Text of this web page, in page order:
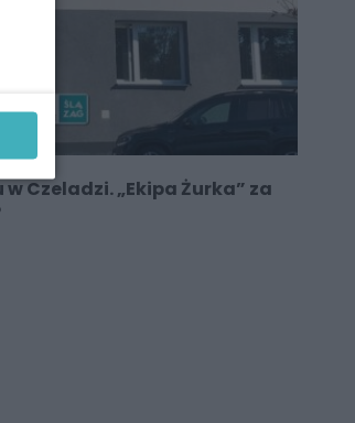
w Czeladzi. „Ekipa Żurka” za